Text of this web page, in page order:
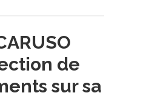
de
sur sa